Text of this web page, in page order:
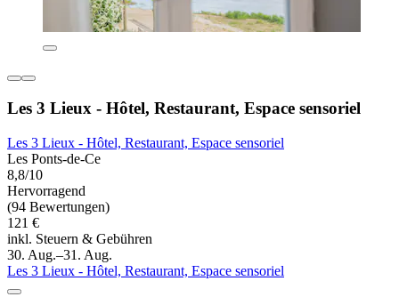
Les 3 Lieux - Hôtel, Restaurant, Espace sensoriel
Les 3 Lieux - Hôtel, Restaurant, Espace sensoriel
Les Ponts-de-Ce
8,8/10
Hervorragend
(94 Bewertungen)
121 €
inkl. Steuern & Gebühren
30. Aug.–31. Aug.
Les 3 Lieux - Hôtel, Restaurant, Espace sensoriel